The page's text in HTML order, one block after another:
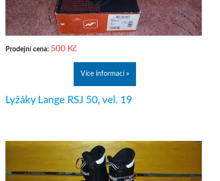
Prodejní cena: 500 Kč
Více informací »
Lyžáky Lange RSJ 50, vel. 19